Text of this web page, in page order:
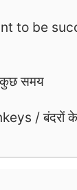
to be
समय
/ बंदरों के